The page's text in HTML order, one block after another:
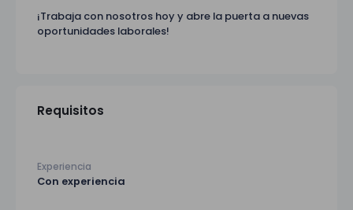
¡Trabaja con nosotros hoy y abre la puerta a nuevas
oportunidades laborales!
Requisitos
Experiencia
Con experiencia